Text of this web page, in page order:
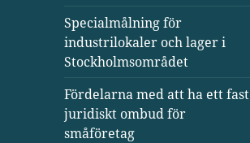
Specialmålning för
industrilokaler och lager i
Stockholmsområdet
Fördelarna med att ha ett fast
juridiskt ombud för
småföretag